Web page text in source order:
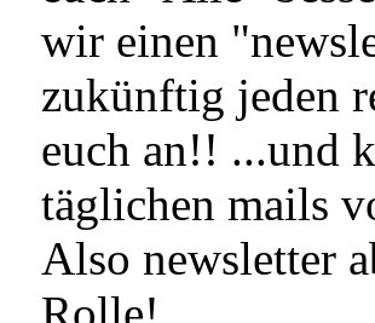
wir einen
zukünftig jeden
euch an!! ...und
täglichen mails
Also newsletter